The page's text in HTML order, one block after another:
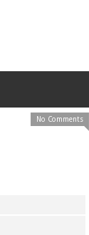
No Comments